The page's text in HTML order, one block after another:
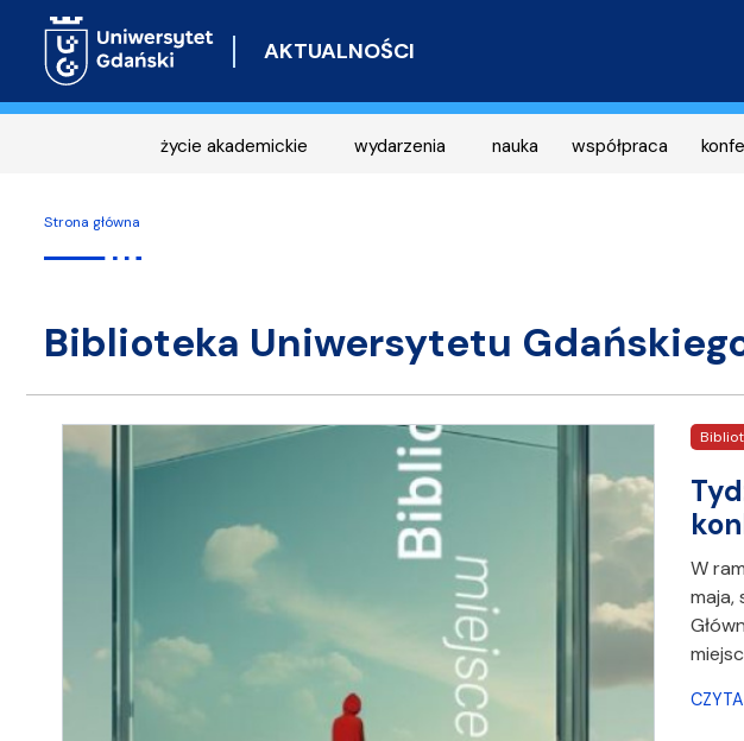
AKTUALNOŚCI
życie akademickie wydarzenia nauka współpraca
Strona główna
Biblioteka Uniwersytetu
W
maja,